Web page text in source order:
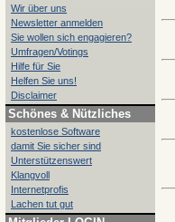
Wir über uns
Newsletter anmelden
Sie wollen sich engagieren?
Umfragen/Votings
Hilfe für Sie
Helfen Sie uns!
Disclaimer
Schönes & Nützliches
kostenlose Software
damit Sie sicher sind
Unterstützenswert
Klangvoll
Internetprofis
Lachen tut gut